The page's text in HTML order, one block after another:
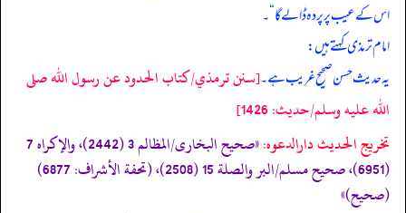
اس کے عیب پر پردہ ڈالے گا“۔
امام ترمذی کہتے ہیں:
یہ حدیث حسن صحیح غریب ہے۔[سنن ترمذي/كتاب الحدود عن رسول الله صلى
الله عليه وسلم/حدیث: 1426]
تخریج الحدیث دارالدعوہ:
«صحیح البخاری/المظالم 3 (2442)، والإکراہ 7
(6951)، صحیح مسلم/البر والصلة 15 (2508)، (تحفة الأشراف: 6877)
(صحیح)»